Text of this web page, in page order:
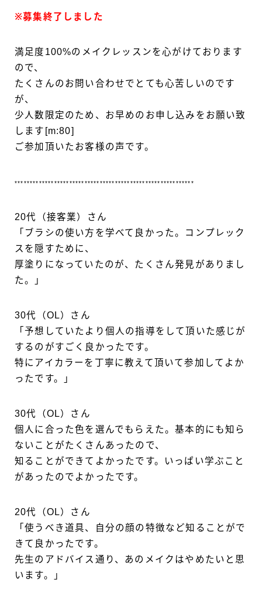
※募集終了しました
満足度100%のメイクレッスンを心がけております
ので、
たくさんのお問い合わせでとても心苦しいのです
が、
少人数限定のため、お早めのお申し込みをお願い致
します[m:80]
ご参加頂いたお客様の声です。
***********************************************************
20代（接客業）さん
「ブラシの使い方を学べて良かった。コンプレック
スを隠すために、
厚塗りになっていたのが、たくさん発見がありまし
た。」
30代（OL）さん
「予想していたより個人の指導をして頂いた感じが
するのがすごく良かったです。
特にアイカラーを丁寧に教えて頂いて参加してよか
ったです。」
30代（OL）さん
個人に合った色を選んでもらえた。基本的にも知ら
ないことがたくさんあったので、
知ることができてよかったです。いっぱい学ぶこと
があったのでよかったです。
20代（OL）さん
「使うべき道具、自分の顔の特徴など知ることがで
きて良かったです。
先生のアドバイス通り、あのメイクはやめたいと思
います。」